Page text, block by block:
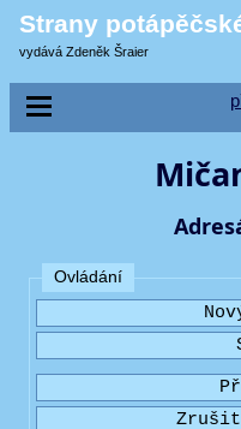
Strany
vydává Zdeněk Šraier
Ovládání